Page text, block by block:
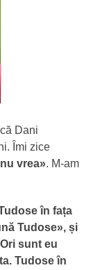
Dani
Îmi zice
vrea». M-am
în fața
Tudose», și
sunt eu
Tudose în